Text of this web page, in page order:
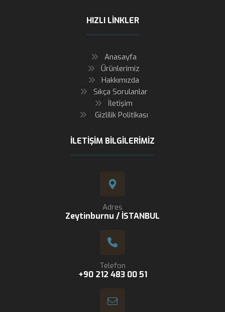
HIZLI LINKLER
Anasayfa
Ürünlerimiz
Hakkımızda
Sıkça Sorulanlar
İletişim
Gizlilik Politikası
İLETIŞIM BILGILERIMIZ
Adres
Zeytinburnu / İSTANBUL
Telefon
+90 212 483 00 51